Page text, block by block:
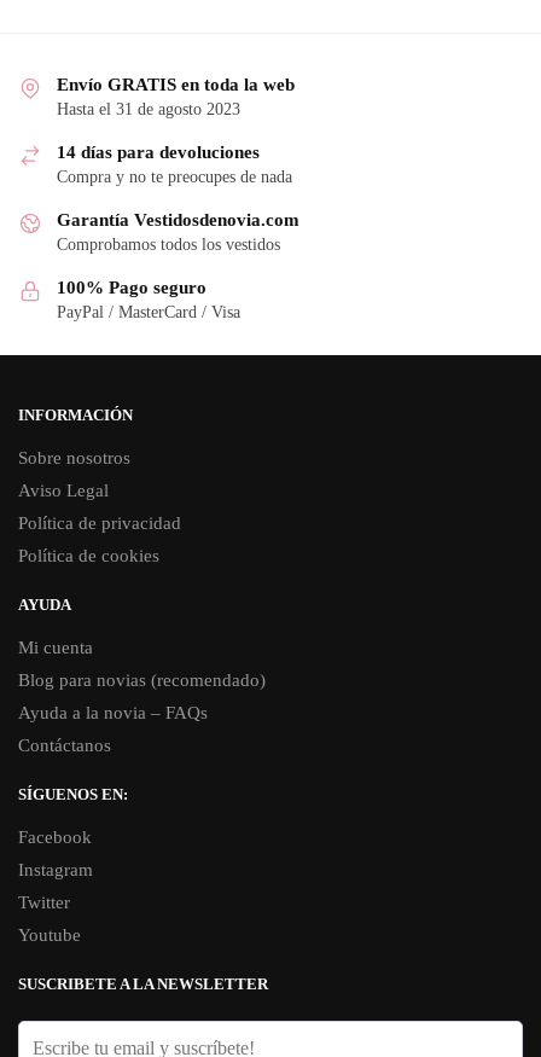
Envío GRATIS en toda la web
Hasta el 31 de agosto 2023
14 días para devoluciones
Compra y no te preocupes de nada
Garantía Vestidosdenovia.com
Comprobamos todos los vestidos
100% Pago seguro
PayPal / MasterCard / Visa
INFORMACIÓN
Sobre nosotros
Aviso Legal
Política de privacidad
Política de cookies
AYUDA
Mi cuenta
Blog para novias (recomendado)
Ayuda a la novia – FAQs
Contáctanos
SÍGUENOS EN:
Facebook
Instagram
Twitter
Youtube
SUSCRIBETE A LA NEWSLETTER